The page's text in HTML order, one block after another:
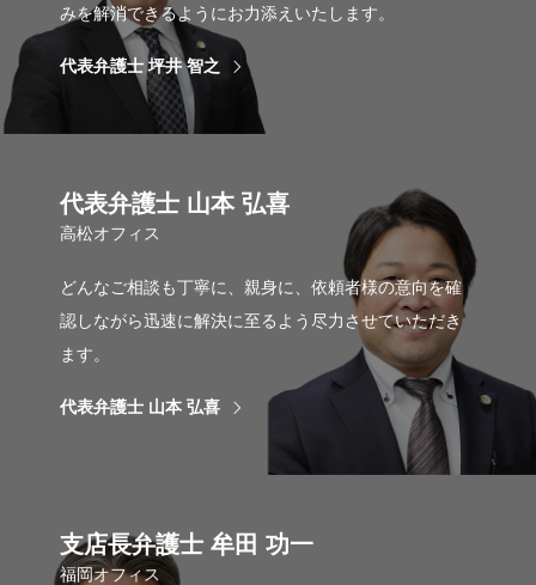
みを解消できるようにお力添えいたします。
代表弁護士 坪井 智之
代表弁護士 山本 弘喜
高松オフィス
どんなご相談も丁寧に、親身に、依頼者様の意向を確
認しながら迅速に解決に至るよう尽力させていただき
ます。
代表弁護士 山本 弘喜
支店長弁護士 牟田 功一
福岡オフィス